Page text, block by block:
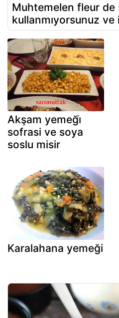
Muhtemelen fleur de
kullanmıyorsunuz
Akşam yemeği̇
sofrasi ve soya
soslu misir
Karalahana yemeği